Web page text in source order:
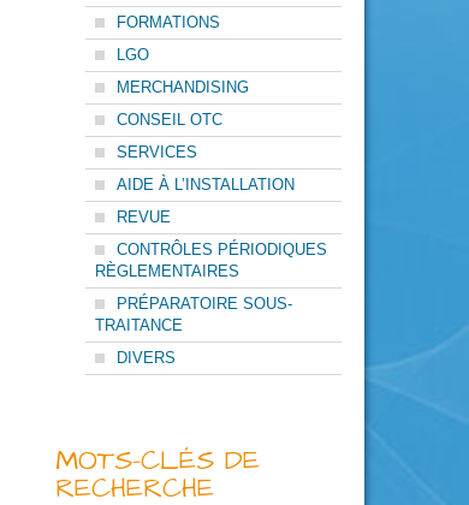
FORMATIONS
LGO
MERCHANDISING
CONSEIL OTC
SERVICES
AIDE À L’INSTALLATION
REVUE
CONTRÔLES PÉRIODIQUES
RÈGLEMENTAIRES
PRÉPARATOIRE SOUS-
TRAITANCE
DIVERS
MOTS-CLÉS DE
RECHERCHE